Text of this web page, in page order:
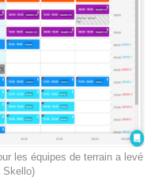
les équipes de terrain a levé
Skello)